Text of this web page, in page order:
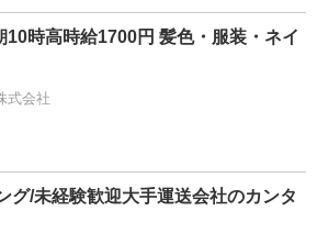
時高時給1700円 髪色・服装・ネイ
式会社
グ/未経験歓迎大手運送会社のカンタ